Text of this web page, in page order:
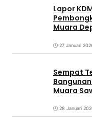
Lapor
Muara
27 Januari
Sempat
Muara
28 Januari